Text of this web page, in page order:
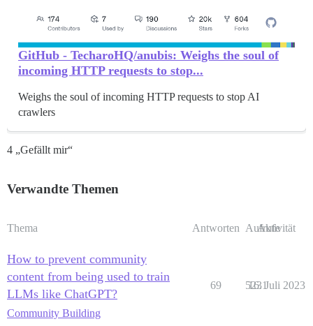
GitHub - TecharoHQ/anubis: Weighs the soul of
incoming HTTP requests to stop...
Weighs the soul of incoming HTTP requests to stop AI
crawlers
4 „Gefällt mir“
Verwandte Themen
Thema Antworten Aufrufe
Aktivität
How to prevent community
content from being used to train
LLMs like ChatGPT?
Community Building
69 5231
16. Juli 2023